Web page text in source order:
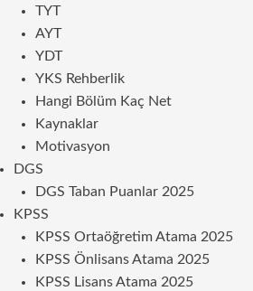
TYT
AYT
YDT
YKS Rehberlik
Hangi Bölüm Kaç Net
Kaynaklar
Motivasyon
DGS
DGS Taban Puanlar 2025
KPSS
KPSS Ortaöğretim Atama 2025
KPSS Önlisans Atama 2025
KPSS Lisans Atama 2025